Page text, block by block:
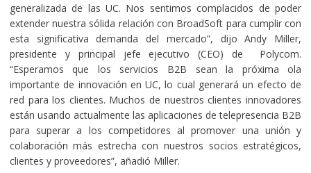
generalizada de las UC. Nos sentimos complacidos de poder
extender nuestra sólida relación con BroadSoft para cumplir con
esta significativa demanda del mercado”, dijo Andy Miller,
presidente y principal jefe ejecutivo (CEO) de Polycom.
“Esperamos que los servicios B2B sean la próxima ola
importante de innovación en UC, lo cual generará un efecto de
red para los clientes. Muchos de nuestros clientes innovadores
están usando actualmente las aplicaciones de telepresencia B2B
para superar a los competidores al promover una unión y
colaboración más estrecha con nuestros socios estratégicos,
clientes y proveedores”, añadió Miller.